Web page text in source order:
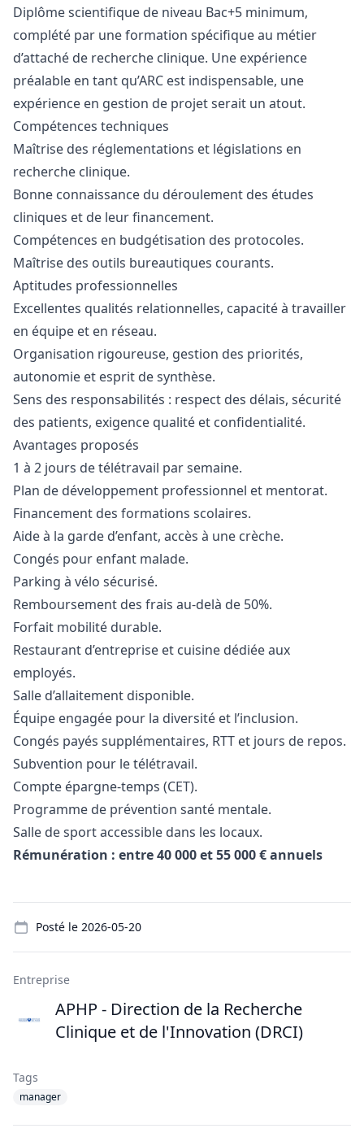
Diplôme scientifique de niveau Bac+5 minimum,
complété par une formation spécifique au métier
d’attaché de recherche clinique. Une expérience
préalable en tant qu’ARC est indispensable, une
expérience en gestion de projet serait un atout.
Compétences techniques
Maîtrise des réglementations et législations en
recherche clinique.
Bonne connaissance du déroulement des études
cliniques et de leur financement.
Compétences en budgétisation des protocoles.
Maîtrise des outils bureautiques courants.
Aptitudes professionnelles
Excellentes qualités relationnelles, capacité à travailler
en équipe et en réseau.
Organisation rigoureuse, gestion des priorités,
autonomie et esprit de synthèse.
Sens des responsabilités : respect des délais, sécurité
des patients, exigence qualité et confidentialité.
Avantages proposés
1 à 2 jours de télétravail par semaine.
Plan de développement professionnel et mentorat.
Financement des formations scolaires.
Aide à la garde d’enfant, accès à une crèche.
Congés pour enfant malade.
Parking à vélo sécurisé.
Remboursement des frais au-delà de 50%.
Forfait mobilité durable.
Restaurant d’entreprise et cuisine dédiée aux
employés.
Salle d’allaitement disponible.
Équipe engagée pour la diversité et l’inclusion.
Congés payés supplémentaires, RTT et jours de repos.
Subvention pour le télétravail.
Compte épargne-temps (CET).
Programme de prévention santé mentale.
Salle de sport accessible dans les locaux.
Rémunération : entre 40 000 et 55 000 € annuels
Posté le 2026-05-20
Entreprise
APHP - Direction de la Recherche
Clinique et de l'Innovation (DRCI)
Tags
manager